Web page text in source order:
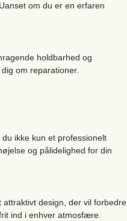
om du er en erfaren
holdbarhed og
om reparationer.
ikke kun et professionelt
og pålidelighed for din
design, der vil forbedre
ind i enhver atmosfære.